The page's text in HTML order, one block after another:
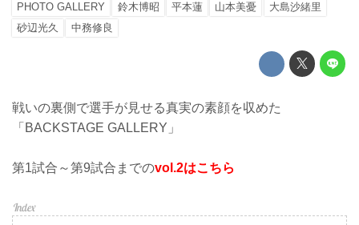
PHOTO GALLERY
鈴木博昭 平本蓮 山本美憂
大島沙緒里
砂辺光久
中務修良
戦いの裏側で選手が見せる真実の素顔を収めた
「BACKSTAGE GALLERY」
第1試合～第9試合までのvol.2はこちら